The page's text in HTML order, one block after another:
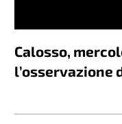
Calosso,
l’osservazione